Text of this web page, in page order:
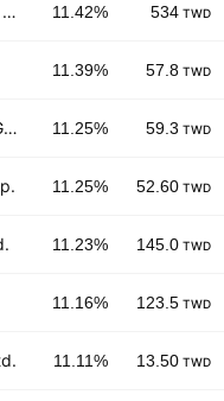
Holy Stone Enterprise Co., Ltd. 11.42% 534 TWD
11.39% 57.8 TWD
TBI MOTION TECHNOLOGY CO LTD 11.25% 59.3 TWD
11.25% 52.60 TWD
11.23% 145.0 TWD
11.16% 123.5 TWD
11.11% 13.50 TWD